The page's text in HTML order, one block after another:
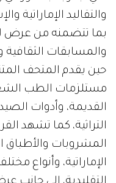
والتقاليد الإماراتية
بما تتضمنه من عرض
والمسابقات الثقافية
حين يقدم المتحف
مستلزمات الطب
القديمة، وأدوات
التراثية، كما تشهد
المشروبات والأطباق
الإماراتية، وأنواع